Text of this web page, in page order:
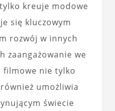
kreuje modowe
się kluczowym
rozwój w innych
zaangażowanie we
filmowe nie tylko
umożliwia
świecie